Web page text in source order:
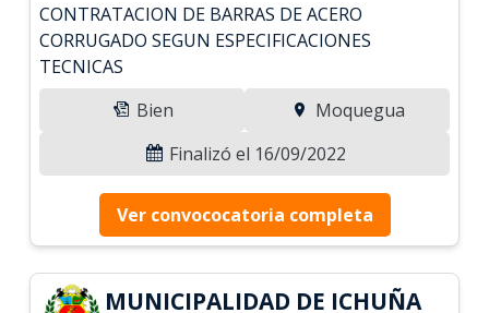
CONTRATACION DE BARRAS DE ACERO
CORRUGADO SEGUN ESPECIFICACIONES
TECNICAS
Bien
Moquegua
Finalizó el 16/09/2022
Ver convococatoria completa
MUNICIPALIDAD DE ICHUÑA